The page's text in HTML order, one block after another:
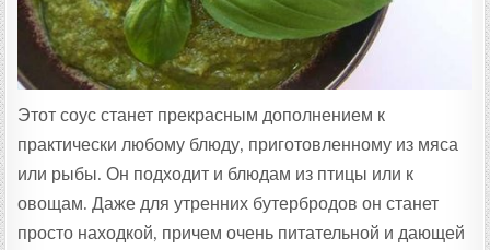
Этот соус станет прекрасным дополнением к
практически любому блюду, приготовленному из мяса
или рыбы. Он подходит и блюдам из птицы или к
овощам. Даже для утренних бутербродов он станет
просто находкой, причем очень питательной и дающей